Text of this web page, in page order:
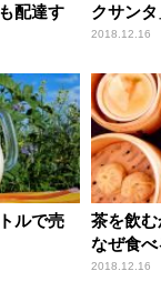
配達す
クサン
2018.12.16
ルで売
茶を飲
なぜ食べ
2018.12.16